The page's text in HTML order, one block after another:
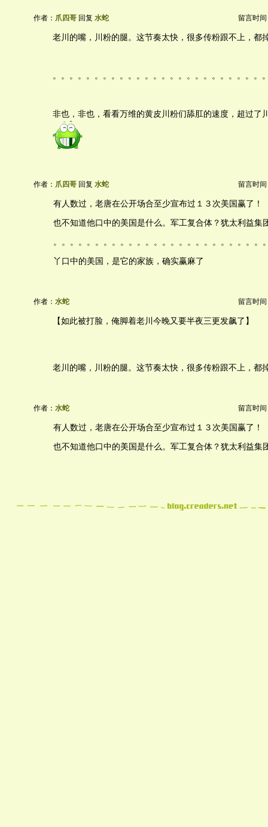
作者： 爪四哥 回复 水蛇 留言时间
老川的嘴，川粉的腿。这节奏太快，很多传粉跟不上，都
。。。。。。。。。。。。。。。。。。。。。。。。。
非也，非也，看看万维的黄皮川粉们舔肛的速度，超过了
作者： 爪四哥 回复 水蛇 留言时间
有人数过，老唐在公开场合至少宣布过１３次美国赢了！
也不知道他口中的美国是什么。军工复合体？犹太利益集
。。。。。。。。。。。。。。。。。。。。。。。。。
丫口中的美国，是它的家族，确实赢麻了
作者： 水蛇 留言时间
【如此被打脸，俺脚着老川今晚又要半夜三更发飙了】
老川的嘴，川粉的腿。这节奏太快，很多传粉跟不上，都
作者： 水蛇 留言时间
有人数过，老唐在公开场合至少宣布过１３次美国赢了！
也不知道他口中的美国是什么。军工复合体？犹太利益集